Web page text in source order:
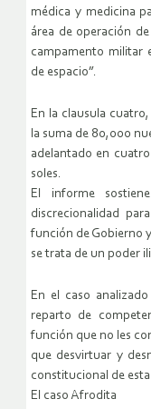
médica y medicina
área de operación
campamento militar
de espacio”.
En la clausula
la suma de 80,000
adelantado en
soles.
El informe
discrecionalidad
función de Gobierno
se trata de un poder
En el caso
reparto de
función que no les
que desvirtuar y
constitucional de
El caso Afrodita